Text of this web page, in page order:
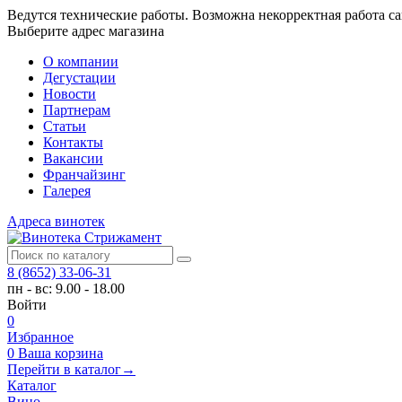
Ведутся технические работы. Возможна некорректная работа
Выберите адрес магазина
О компании
Дегустации
Новости
Партнерам
Статьи
Контакты
Вакансии
Франчайзинг
Галерея
Адреса винотек
8 (8652) 33-06-31
пн - вс: 9.00 - 18.00
Войти
0
Избранное
0 Ваша корзина
Перейти в каталог→
Каталог